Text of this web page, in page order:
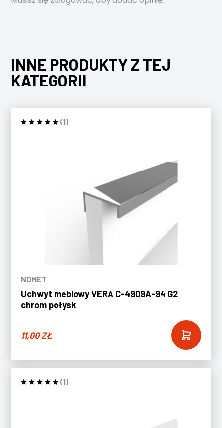
INNE PRODUKTY Z TEJ
KATEGORII
(1)
NOMET
Uchwyt meblowy VERA C-4909A-94 G2
chrom połysk
11,00ZŁ
(1)